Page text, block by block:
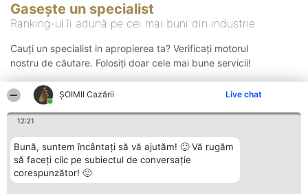
ȘOIMII Cazării Live chat
12:21
Bună, suntem încântați să vă ajutăm! 🙂 Vă rugăm
să faceți clic pe subiectul de conversație
corespunzător! 🙂
Gasește un specialist
Ranking-ul îi adună pe cei mai buni din industrie
Cauți un specialist in apropierea ta? Verificați motorul
nostru de căutare. Folosiți doar cele mai bune servicii!